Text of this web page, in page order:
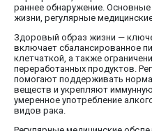
раннее обнаружение.
жизни, регулярные
Здоровый образ жизни —
включает сбалансированное
клетчаткой, а также
переработанных продуктов.
помогают поддерживать
веществ и укрепляют
умеренное употребление
видов рака.